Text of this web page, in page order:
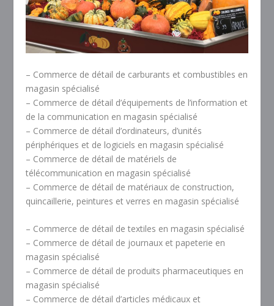
– Commerce de détail de carburants et combustibles en
magasin spécialisé
– Commerce de détail d’équipements de l’information et
de la communication en magasin spécialisé
– Commerce de détail d’ordinateurs, d’unités
périphériques et de logiciels en magasin spécialisé
– Commerce de détail de matériels de
télécommunication en magasin spécialisé
– Commerce de détail de matériaux de construction,
quincaillerie, peintures et verres en magasin spécialisé
– Commerce de détail de textiles en magasin spécialisé
– Commerce de détail de journaux et papeterie en
magasin spécialisé
– Commerce de détail de produits pharmaceutiques en
magasin spécialisé
– Commerce de détail d’articles médicaux et